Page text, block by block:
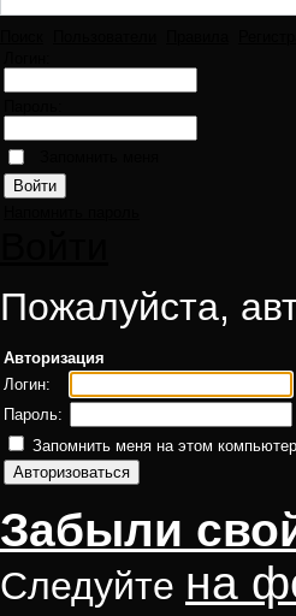
Пожалуйста,
Авторизация
Логин:
Пароль:
Запомнить меня на этом
Забыли
Следуйте на